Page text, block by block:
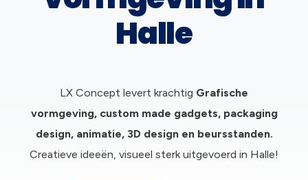
Halle
LX Concept levert krachtig Grafische
vormgeving, custom made gadgets, packaging
design, animatie, 3D design en beursstanden.
Creatieve ideeën, visueel sterk uitgevoerd in Halle!